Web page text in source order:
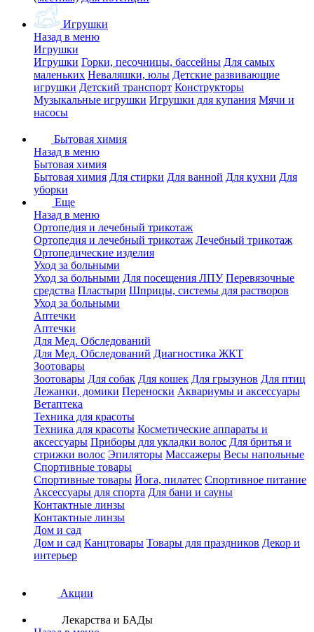
Игрушки
Назад в меню
Игрушки
Игрушки Горки, песочницы, бассейны Для самых
маленьких Неваляшки, юлы Детские развивающие
игрушки Детский транспорт Конструкторы
Музыкальные игрушки Игрушки для купания Мячи и
насосы
Бытовая химия
Назад в меню
Бытовая химия
Бытовая химия Для стирки Для ванной Для кухни Для
уборки
Еще
Назад в меню
Ортопедия и лечебный трикотаж
Ортопедия и лечебный трикотаж Лечебный трикотаж
Ортопедические изделия
Уход за больными
Уход за больными Для посещения ЛПУ Перевязочные
средства Пластыри Шприцы, системы для растворов
Уход за больными
Аптечки
Аптечки
Для Мед. Обследований
Для Мед. Обследований Диагностика ЖКТ
Зоотовары
Зоотовары Для собак Для кошек Для грызунов Для птиц
Лежанки, домики Переноски Аквариумы и аксессуары
Ветаптека
Техника для красоты
Техника для красоты Косметические аппараты и
аксессуары Приборы для укладки волос Для бритья и
стрижки волос Эпиляторы Массажеры Весы напольные
Спортивные товары
Спортивные товары Йога, пилатес Спортивное питание
Аксессуары для спорта Для бани и сауны
Контактные линзы
Контактные линзы
Дом и сад
Дом и сад Канцтовары Товары для праздников Декор и
интерьер
Акции
Лекарства и БАДы